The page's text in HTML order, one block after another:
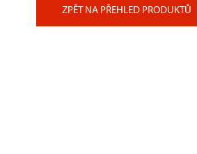
ZPĚT NA PŘEHLED PRODUKTŮ